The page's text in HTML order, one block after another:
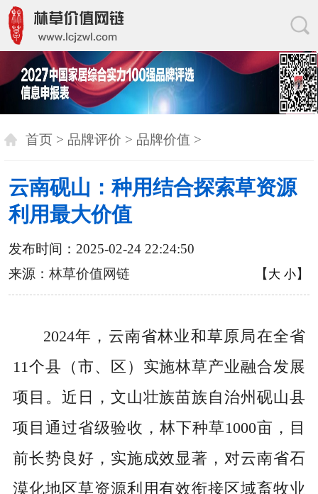
首页 > 品牌评价 > 品牌价值 >
云南砚山：种用结合探索草资源
利用最大价值
发布时间：2025-02-24 22:24:50
来源： 林草价值网链 【 大 小】
2024年，云南省林业和草原局在全省
11个县（市、区）实施林草产业融合发展
项目。近日，文山壮族苗族自治州砚山县
项目通过省级验收，林下种草1000亩，目
前长势良好，实施成效显著，对云南省石
漠化地区草资源利用有效衔接区域畜牧业